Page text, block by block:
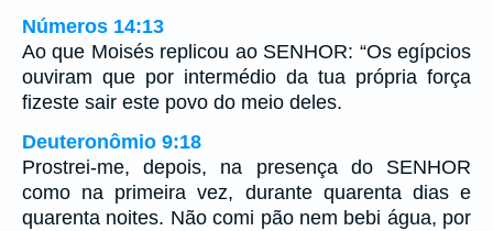
Números 14:13
Ao que Moisés replicou ao SENHOR: “Os egípcios
ouviram que por intermédio da tua própria força
fizeste sair este povo do meio deles.
Deuteronômio 9:18
Prostrei-me, depois, na presença do SENHOR
como na primeira vez, durante quarenta dias e
quarenta noites. Não comi pão nem bebi água, por